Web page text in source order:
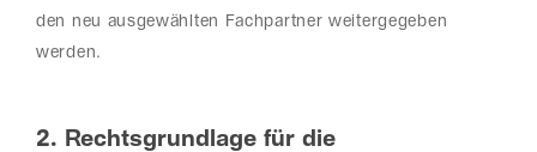
den neu ausgewählten Fachpartner weitergegeben
werden.
2. Rechtsgrundlage für die